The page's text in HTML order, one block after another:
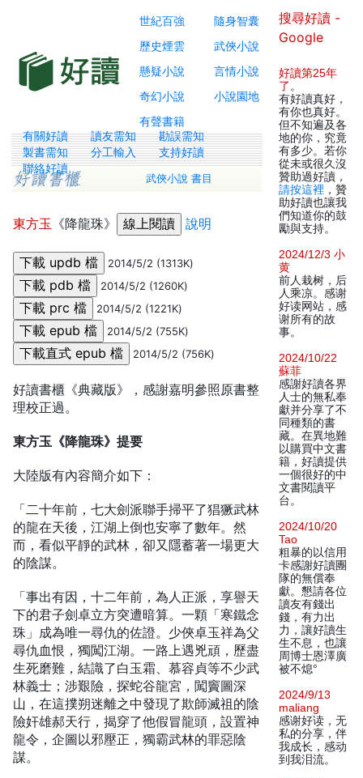
世紀百強
隨身智囊
歷史煙雲
武俠小說
懸疑小說
言情小說
奇幻小說
小說園地
有聲書籍
有關好讀 讀友需知
勘誤需知
製書需知
分工輸入
支持好讀
聯絡好讀
武俠小說 書目
東方玉 《降龍珠》 說明
2014/5/2 (1313K)
2014/5/2 (1260K)
2014/5/2 (1221K)
2014/5/2 (755K)
2014/5/2 (756K)
好讀書櫃《典藏版》，感謝嘉明參照原書整
理校正過。
東方玉《降龍珠》提要
大陸版有內容簡介如下：
「二十年前，七大劍派聯手掃平了猖獗武林
的龍在天後，江湖上倒也安寧了數年。然
而，看似平靜的武林，卻又隱蓄著一場更大
的陰謀。
「事出有因，十二年前，為人正派，享譽天
下的君子劍卓立方突遭暗算。一顆「寒鐵念
珠」成為唯一尋仇的佐證。少俠卓玉祥為父
尋仇血恨，獨闖江湖。一路上遇兇頑，歷盡
生死磨難，結識了白玉霜、慕容貞等不少武
林義士；涉艱險，探蛇谷龍宮，闖竇圖深
山，在這撲朔迷離之中發現了欺師滅祖的陰
險奸雄郝天行，揭穿了他假冒龍頭，設置神
龍令，企圖以邪壓正，獨霸武林的罪惡陰
謀。
搜尋好讀 -
Google
好讀第25年
了 。
有好讀真好，
有你也真好。
但不知遍及各
地的你，究竟
有多少。若你
從未或很久沒
贊助過好讀，
請按這裡 ，贊
助好讀也讓我
們知道你的鼓
勵與支持。
2024/12/3 小
黄
前人栽树，后
人乘凉。感谢
好读网站，感
谢所有的故
事。
2024/10/22
蘇菲
感謝好讀各界
人士的無私奉
獻并分享了不
同種類的書
藏。在異地難
以購買中文書
籍，好讀提供
一個很好的中
文書閱讀平
台。
2024/10/20
Tao
粗暴的以信用
卡感謝好讀團
隊的無償奉
獻。懇請各位
讀友有錢出
錢，有力出
力，讓好讀生
生不息，也讓
周博士恩澤廣
被不熄°
2024/9/13
maliang
感谢好读，无
私的分享，伴
我成长，感动
到我泪流。